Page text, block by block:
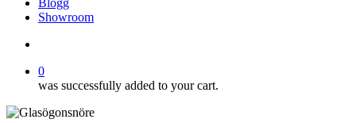
Blogg
Showroom
0
was successfully added to your cart.